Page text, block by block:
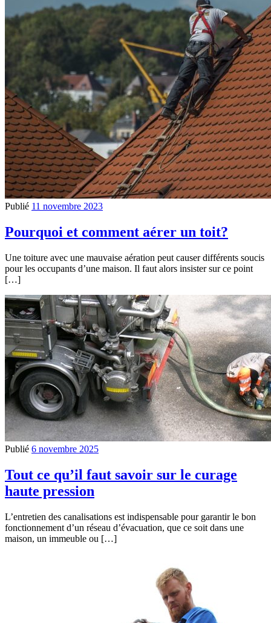
Publié 11 novembre 2023
Pourquoi et comment aérer un toit?
Une toiture avec une mauvaise aération peut causer différents soucis
pour les occupants d’une maison. Il faut alors insister sur ce point
[…]
Publié 6 novembre 2025
Tout ce qu’il faut savoir sur le curage
haute pression
L’entretien des canalisations est indispensable pour garantir le bon
fonctionnement d’un réseau d’évacuation, que ce soit dans une
maison, un immeuble ou […]